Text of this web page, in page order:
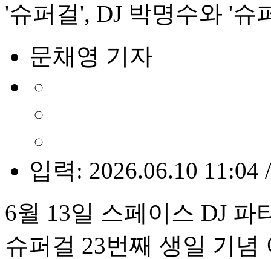
'슈퍼걸', DJ 박명수와 '슈
문채영 기자
입력: 2026.06.10 11:04
6월 13일 스페이스 DJ 파
슈퍼걸 23번째 생일 기념